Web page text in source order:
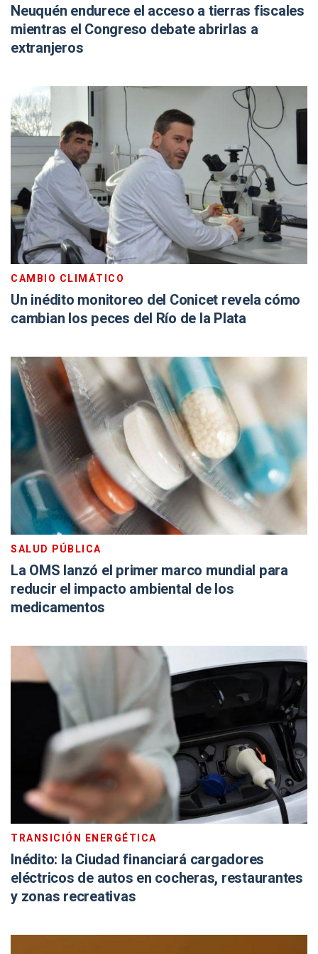
Neuquén endurece el acceso a tierras fiscales
mientras el Congreso debate abrirlas a
extranjeros
CAMBIO CLIMÁTICO
Un inédito monitoreo del Conicet revela cómo
cambian los peces del Río de la Plata
SALUD PÚBLICA
La OMS lanzó el primer marco mundial para
reducir el impacto ambiental de los
medicamentos
TRANSICIÓN ENERGÉTICA
Inédito: la Ciudad financiará cargadores
eléctricos de autos en cocheras, restaurantes
y zonas recreativas